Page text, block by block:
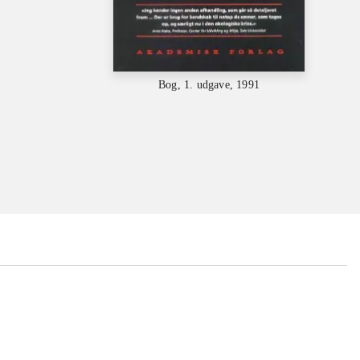
Bog, 1. udgave, 1991